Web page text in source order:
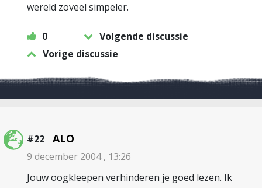
wereld zoveel simpeler.
0
Volgende discussie
Vorige discussie
#22 ALO
9 december 2004 , 13:26
Jouw oogkleepen verhinderen je goed lezen. Ik